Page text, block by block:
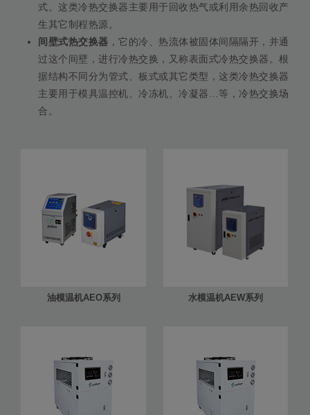
式。这类冷热交换器主要用于回收热气或利用余热回收产
生其它制程热源。
间壁式热交换器 ，它的冷、热流体被固体间隔隔开，并通
过这个间壁，进行冷热交换，又称表面式冷热交换器。根
据结构不同分为管式、板式或其它类型，这类冷热交换器
主要用于模具温控机、冷冻机、冷凝器…等，冷热交换场
合。
油模温机AEO系列 水模温机AEW系列